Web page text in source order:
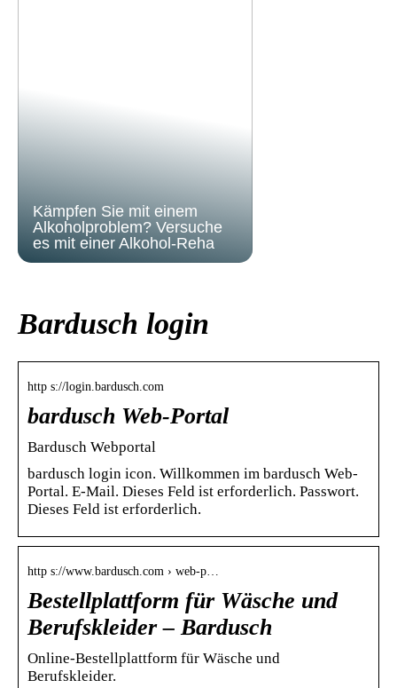
Kämpfen Sie mit einem
Alkoholproblem? Versuche
es mit einer Alkohol-Reha
Bardusch login
http s://login.bardusch.com
bardusch Web-Portal
Bardusch Webportal
bardusch login icon. Willkommen im bardusch Web-
Portal. E-Mail. Dieses Feld ist erforderlich. Passwort.
Dieses Feld ist erforderlich.
http s://www.bardusch.com › web-p…
Bestellplattform für Wäsche und
Berufskleider – Bardusch
Online-Bestellplattform für Wäsche und
Berufskleider.